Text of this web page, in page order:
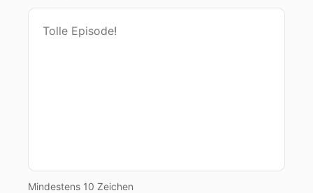
Mindestens 10 Zeichen